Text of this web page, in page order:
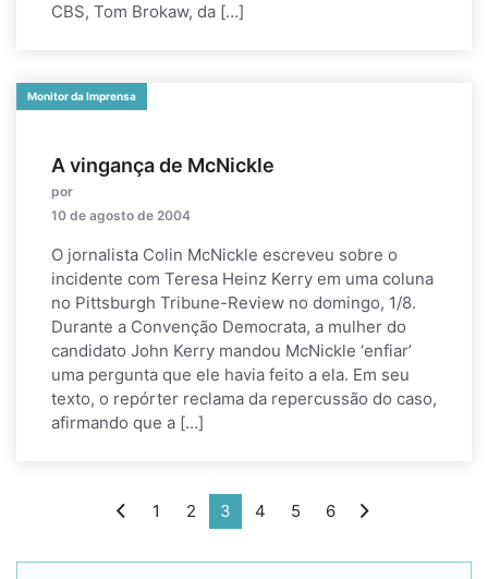
CBS, Tom Brokaw, da […]
Monitor da Imprensa
A vingança de McNickle
por
10 de agosto de 2004
O jornalista Colin McNickle escreveu sobre o
incidente com Teresa Heinz Kerry em uma coluna
no Pittsburgh Tribune-Review no domingo, 1/8.
Durante a Convenção Democrata, a mulher do
candidato John Kerry mandou McNickle ‘enfiar’
uma pergunta que ele havia feito a ela. Em seu
texto, o repórter reclama da repercussão do caso,
afirmando que a […]
1 2 3 4 5 6